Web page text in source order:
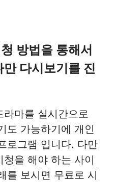
방법을 통해서
다시보기를 진
마를 실시간으로
도 가능하기에 개인
로그램 입니다. 다만
을 해야 하는 사이
를 보시면 무료로 시